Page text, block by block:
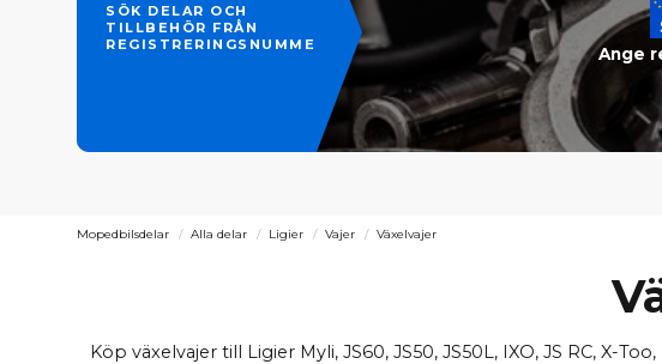
SÖK DELAR OCH
TILLBEHÖR FRÅN
REGISTRERINGSNUMMER
Ange
Mopedbilsdelar Alla delar Ligier Vajer Växelvajer
Köp växelvajer till Ligier Myli, JS60, JS50, JS50L, IXO, JS RC, X-